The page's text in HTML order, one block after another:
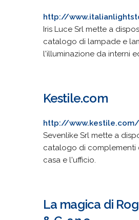
http://
Iris Luce Srl mette a
catalogo di lampade e
l'illuminazione da interni
Kestile.com
http://www.kestile.com/
Sevenlike Srl mette a
catalogo di complementi
casa e l'ufficio.
La magica di